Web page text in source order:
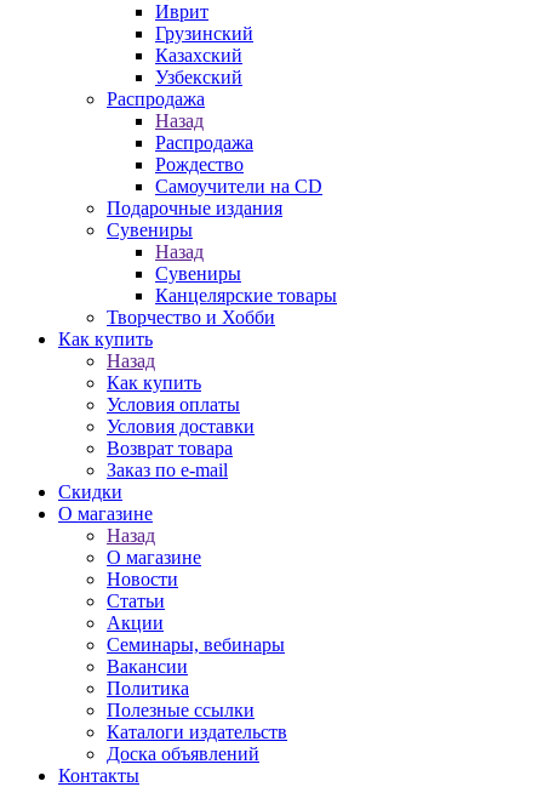
Иврит
Грузинский
Казахский
Узбекский
Распродажа
Назад
Распродажа
Рождество
Самоучители на CD
Подарочные издания
Сувениры
Назад
Сувениры
Канцелярские товары
Творчество и Хобби
Как купить
Назад
Как купить
Условия оплаты
Условия доставки
Возврат товара
Заказ по e-mail
Скидки
О магазине
Назад
О магазине
Новости
Статьи
Акции
Семинары, вебинары
Вакансии
Политика
Полезные ссылки
Каталоги издательств
Доска объявлений
Контакты